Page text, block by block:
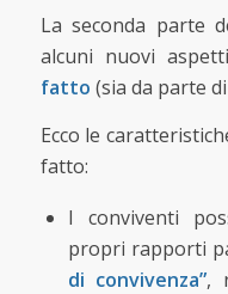
La seconda parte
alcuni nuovi
fatto (sia da parte
Ecco le
fatto:
I conviventi
propri rapporti
di convivenza”,